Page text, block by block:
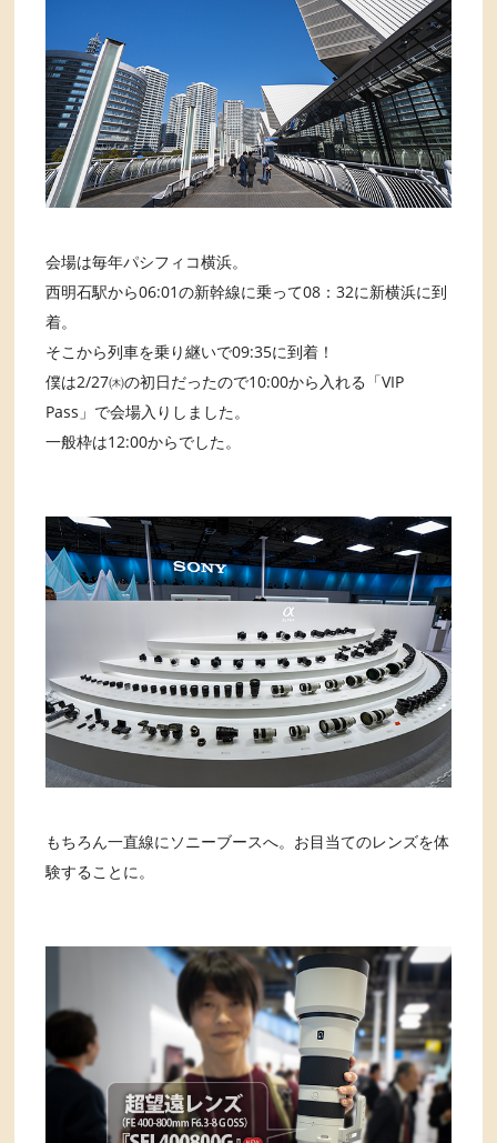
会場は毎年パシフィコ横浜。
西明石駅から06:01の新幹線に乗って08：32に新横浜に到
着。
そこから列車を乗り継いで09:35に到着！
僕は2/27㈭の初日だったので10:00から入れる「VIP
Pass」で会場入りしました。
一般枠は12:00からでした。
もちろん一直線にソニーブースへ。お目当てのレンズを体
験することに。